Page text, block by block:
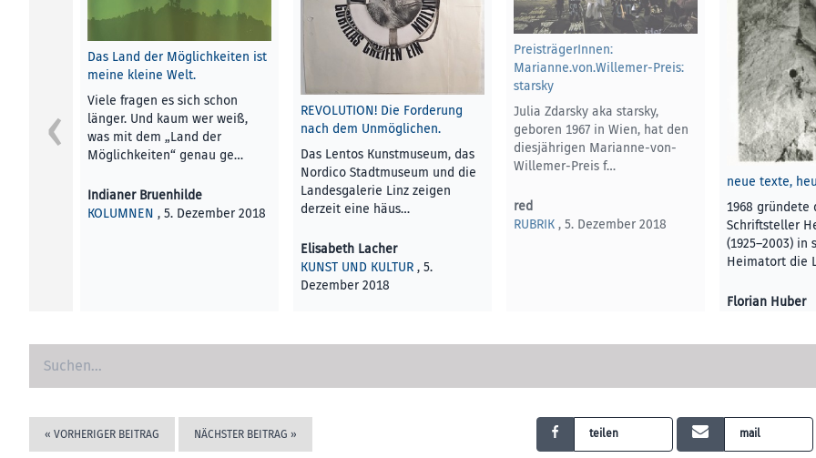
Das Land der Möglichkeiten ist
meine kleine Welt.
Viele fragen es sich schon
länger. Und kaum wer weiß,
was mit dem „Land der
Möglichkeiten“ genau ge…
Indianer Bruenhilde
KOLUMNEN , 5. Dezember 2018
REVOLUTION! Die Forderung
nach dem Unmöglichen.
Das Lentos Kunstmuseum, das
Nordico Stadtmuseum und die
Landesgalerie Linz zeigen
derzeit eine häus…
Elisabeth Lacher
KUNST UND KULTUR , 5.
Dezember 2018
PreisträgerInnen:
Marianne.von.Willemer-Preis:
starsky
Julia Zdarsky aka starsky,
geboren 1967 in Wien, hat den
diesjährigen Marianne-von-
Willemer-Preis f…
red
RUBRIK , 5. Dezember 2018
neue texte,
1968 gründete
Schriftsteller
(1925–2003) in
Heimatort die
Florian Huber
« VORHERIGER BEITRAG NÄCHSTER BEITRAG » teilen mail